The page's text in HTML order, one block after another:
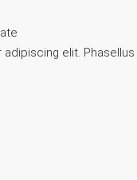
elit. Phasellus